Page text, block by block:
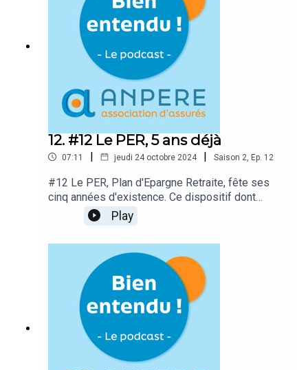
groupe – individuel…), des demandes des
participants, des résultats (physiques et moraux)
obtenus.
12. #12 Le PER, 5 ans déjà
07:11 | jeudi 24 octobre 2024 | Saison 2, Ep. 12
#12 Le PER, Plan d'Epargne Retraite, fête ses
cinq années d'existence. Ce dispositif dont
l’objectif est d’économiser pendant sa vie active
pour obtenir à partir de l'âge de la retraite
un capital ou une rente périodique mérite d'être
mieux connu, notamment pour les avantages
fiscaux qu'il propose. Petit tour du dispositif avec
notre invitée, Marie, détentrice d'un PER depuis 3
ans et cadre dans le Bâtiment.
Play